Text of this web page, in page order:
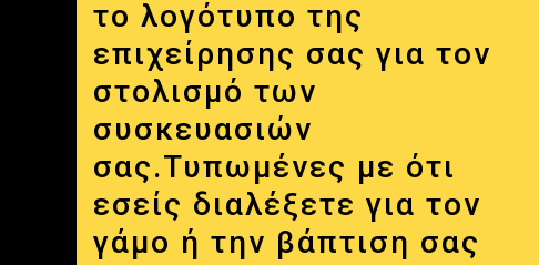
το λογότυπο της
επιχείρησης σας για τον
στολισμό των
συσκευασιών
σας.Τυπωμένες με ότι
εσείς διαλέξετε για τον
γάμο ή την βάπτιση σας